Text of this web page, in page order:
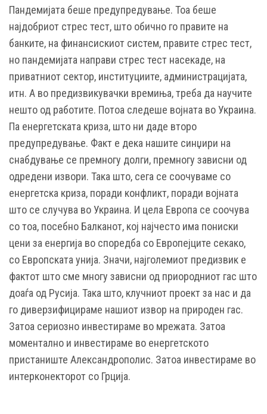
Пандемијата беше предупредување. Тоа беше
најдобриот стрес тест, што обично го правите на
банките, на финансискиот систем, правите стрес тест,
но пандемијата направи стрес тест насекаде, на
приватниот сектор, институциите, администрацијата,
итн. А во предизвикувачки времиња, треба да научите
нешто од работите. Потоа следеше војната во Украина.
Па енергетската криза, што ни даде второ
предупредување. Факт е дека нашите синџири на
снабдување се премногу долги, премногу зависни од
одредени извори. Така што, сега се соочуваме со
енергетска криза, поради конфликт, поради војната
што се случува во Украина. И цела Европа се соочува
со тоа, посебно Балканот, кој најчесто има пониски
цени за енергија во споредба со Европејците секако,
со Европската унија. Значи, најголемиот предизвик е
фактот што сме многу зависни од приородниот гас што
доаѓа од Русија. Така што, клучниот проект за нас и да
го диверзифицираме нашиот извор на природен гас.
Затоа сериозно инвестираме во мрежата. Затоа
моментално и инвестираме во енергетското
пристаниште Александрополис. Затоа инвестираме во
интерконекторот со Грција.